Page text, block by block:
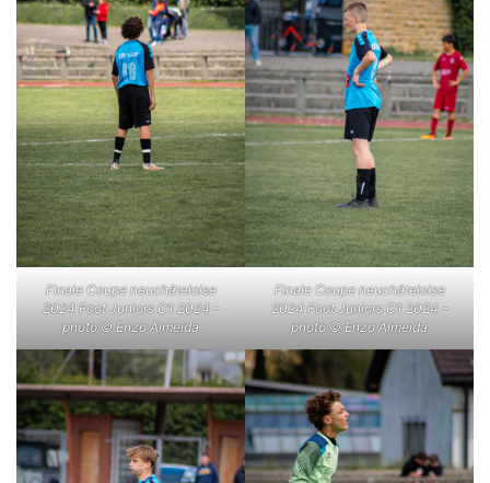
Finale Coupe neuchâteloise
2024 Foot Juniors C1 2024 –
photo © Enzo Almeida
Finale Coupe neuchâteloise
2024 Foot Juniors C1 2024 –
photo © Enzo Almeida